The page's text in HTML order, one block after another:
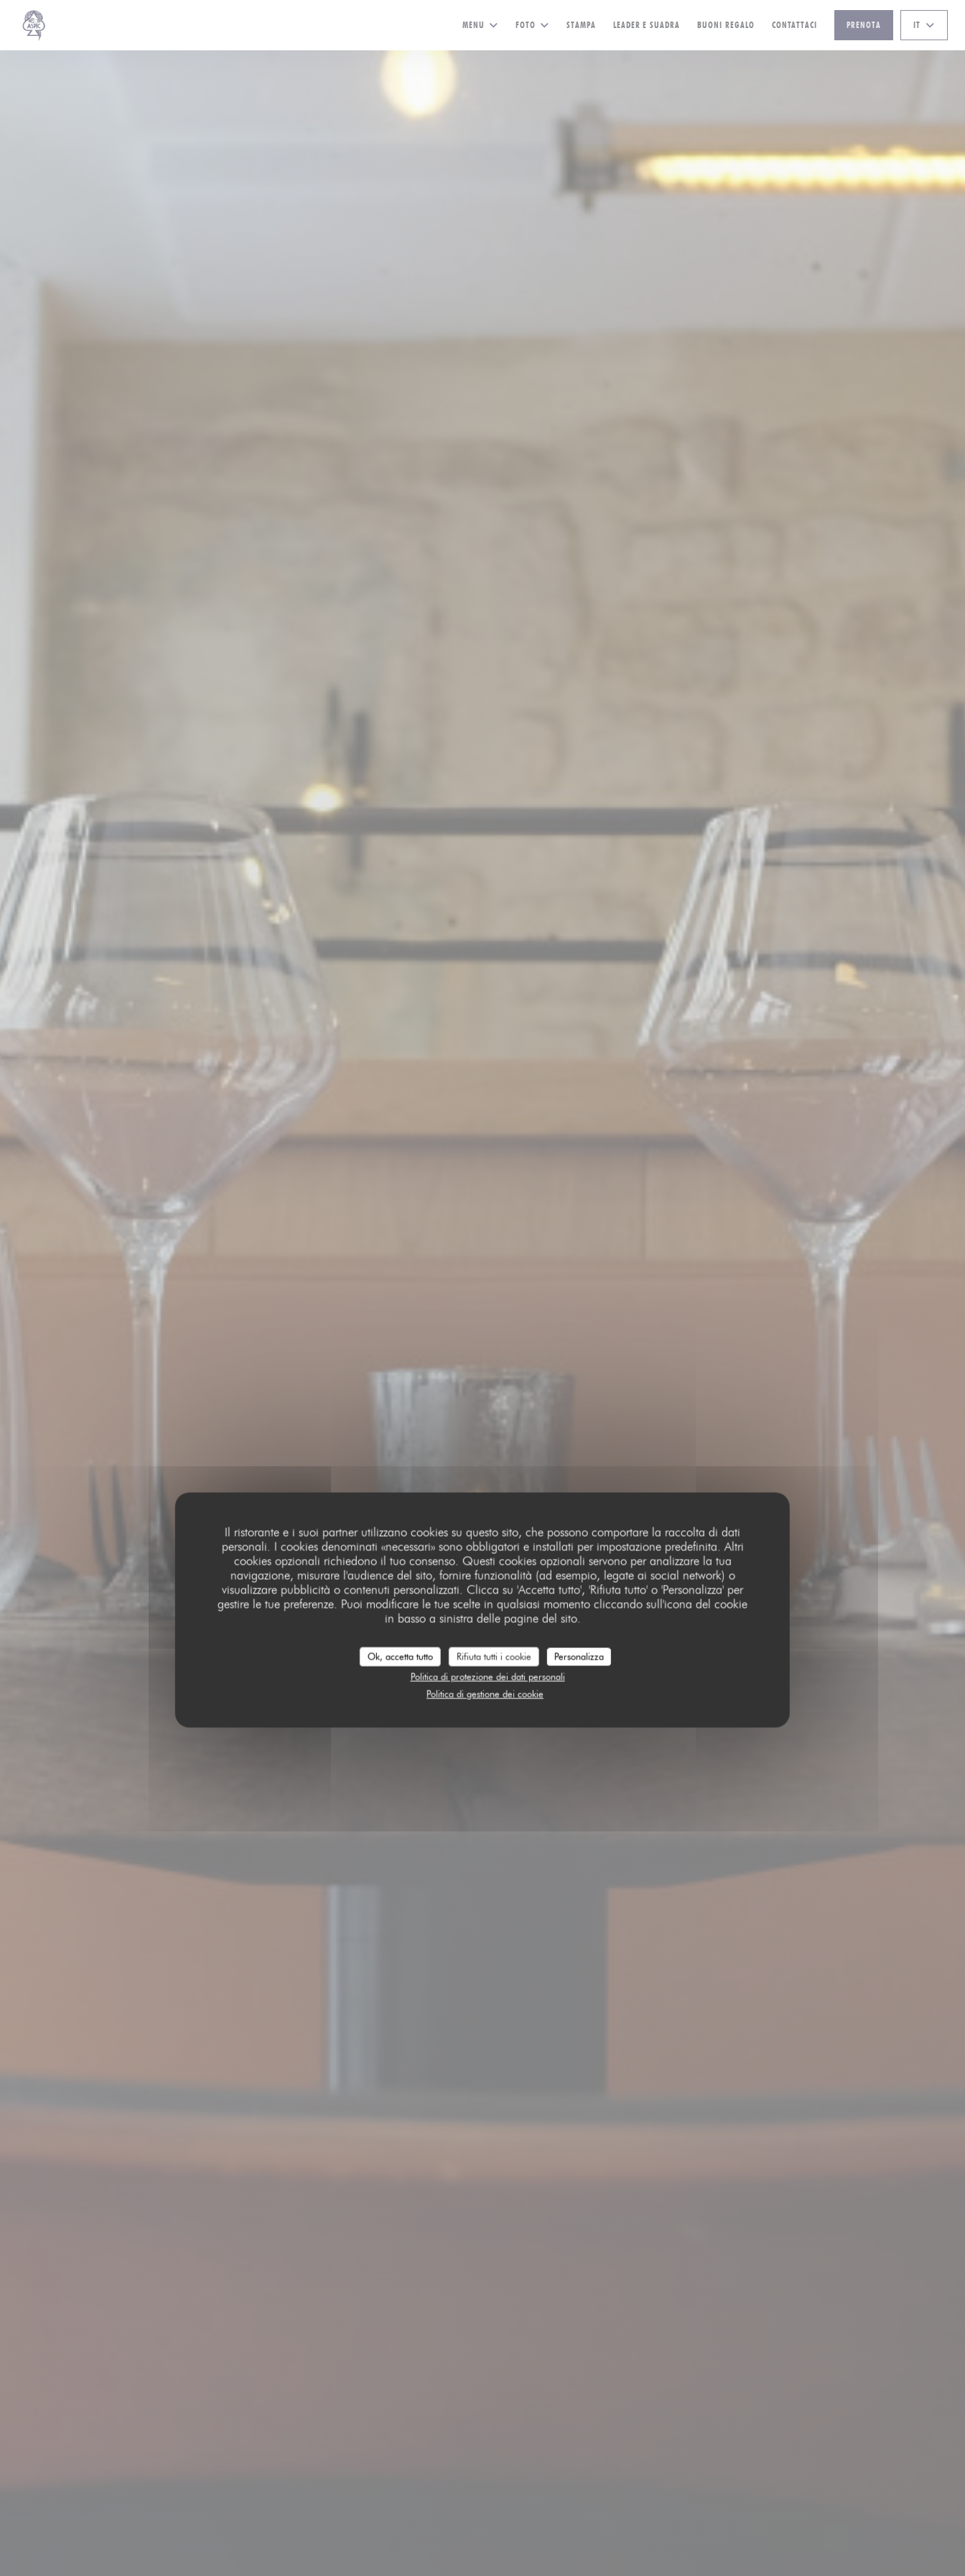
Personalizzazione delle tue scelte sui cookie
Il ristorante e i suoi partner utilizzano cookies su questo sito, che possono comportare la raccolta di dati
personali. I cookies denominati «necessari» sono obbligatori e installati per impostazione predefinita. Altri
cookies opzionali richiedono il tuo consenso. Questi cookies opzionali servono per analizzare la tua
navigazione, misurare l'audience del sito, fornire funzionalità (ad esempio, legate ai social network) o
visualizzare pubblicità o contenuti personalizzati. Clicca su 'Accetta tutto', 'Rifiuta tutto' o 'Personalizza' per
gestire le tue preferenze. Puoi modificare le tue scelte in qualsiasi momento cliccando sull'icona del cookie
in basso a sinistra delle pagine del sito.
Ok, accetta tutto Rifiuta tutti i cookie
Personalizza
Politica di protezione dei dati personali
Politica di gestione dei cookie
MENU FOTO STAMPA LEADER E SUADRA BUONI REGALO((APRE UNA NUOVA FINESTRA))
CONTATTACI PRENOTA IT
RISTORANTE GOURMET
• PARIS
ASPIC
PRENOTA